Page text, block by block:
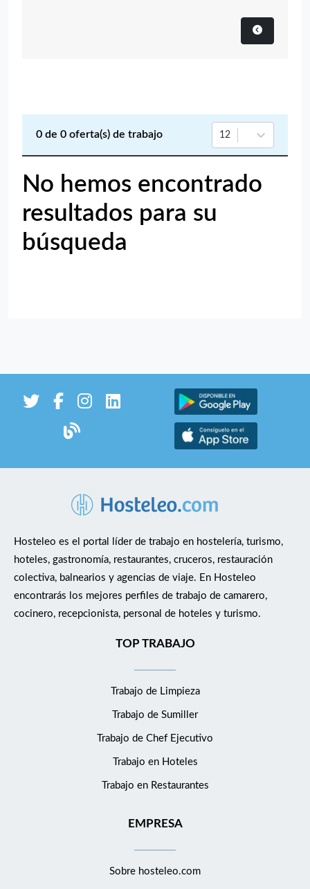
0 de 0 oferta(s) de trabajo 12
No hemos encontrado
resultados para su
búsqueda
Hosteleo es el portal líder de trabajo en hostelería, turismo,
hoteles, gastronomía, restaurantes, cruceros, restauración
colectiva, balnearios y agencias de viaje. En Hosteleo
encontrarás los mejores perfiles de trabajo de camarero,
cocinero, recepcionista, personal de hoteles y turismo.
TOP TRABAJO
Trabajo de Limpieza
Trabajo de Sumiller
Trabajo de Chef Ejecutivo
Trabajo en Hoteles
Trabajo en Restaurantes
EMPRESA
Sobre hosteleo.com